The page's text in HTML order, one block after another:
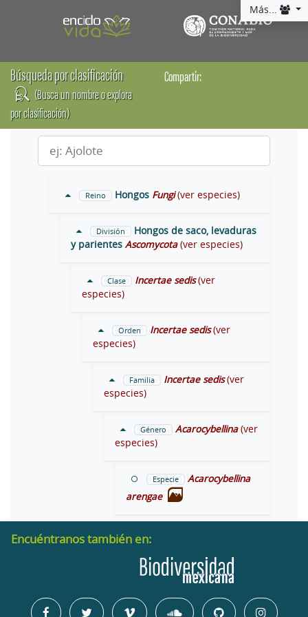
Más...
Búsqueda por clasificación
(Busca un nombre o explora
por clasificación)
Compartir:
Reino Hongos Fungi (ver especies)
División
Hongos de saco, levaduras
y parientes Ascomycota (ver especies)
Clase Incertae sedis (ver
especies)
Orden Incertae sedis (ver
especies)
Familia Incertae sedis (ver
especies)
Género Acarocybellina (ver
especies)
Especie
Acarocybellina
arengae
Encuéntranos también en: